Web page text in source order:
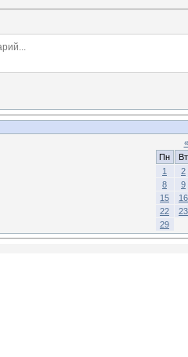
«
Пн
Вт
1
2
8
9
15
16
22
23
29